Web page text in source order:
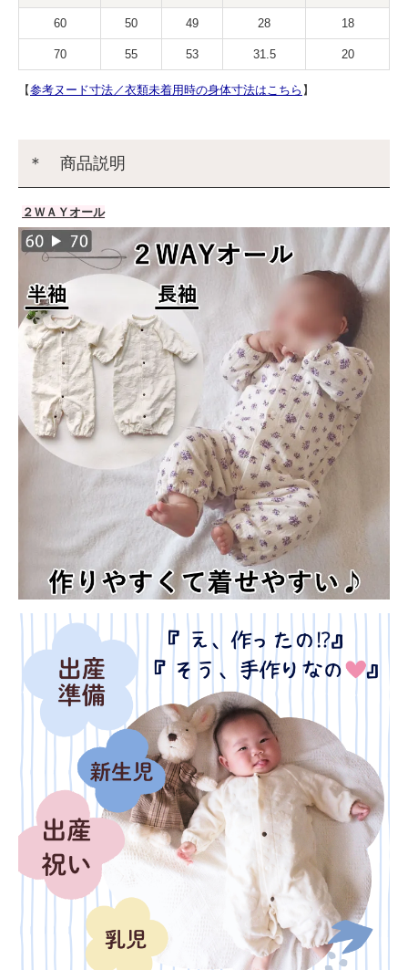
60 50 49 28 18
70 55 53 31.5 20
【参考ヌード寸法／衣類未着用時の身体寸法はこちら 】
＊ 商品説明
２ＷＡＹオール